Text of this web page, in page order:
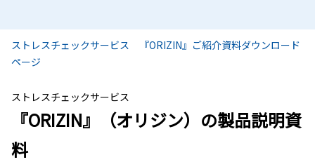
ストレスチェックサービス 『ORIZIN』ご紹介資料ダウンロード
ページ
ストレスチェックサービス
『ORIZIN』（オリジン）の製品説明資
料